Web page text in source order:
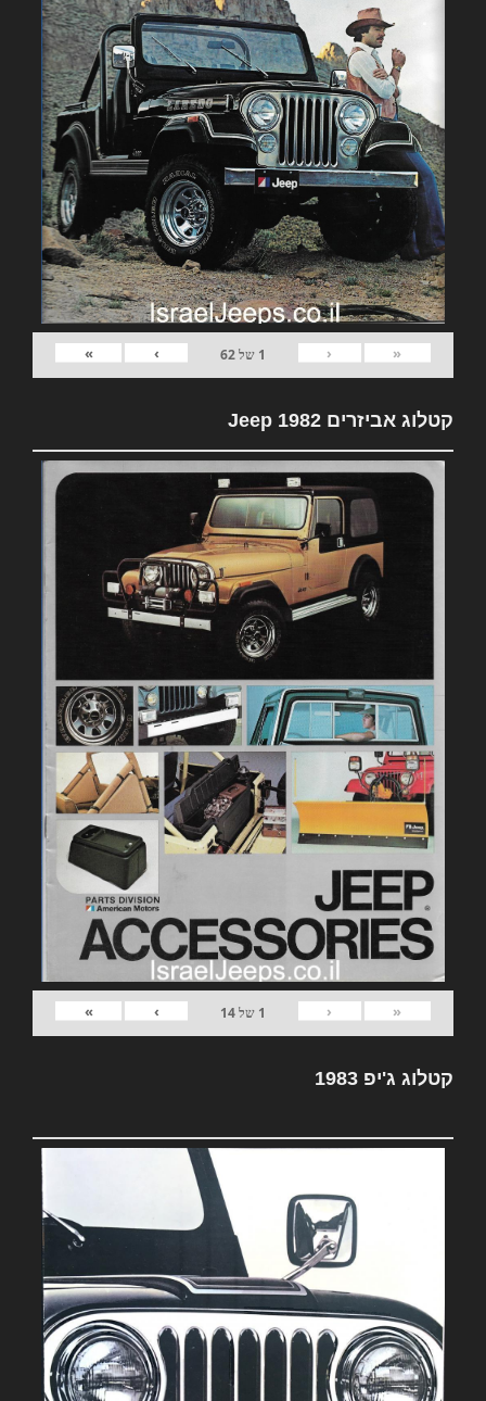
«
‹
1 של62
›
»
קטלוג אביזרים 1982 Jeep
«
‹
1 של14
›
»
קטלוג ג'יפ 1983